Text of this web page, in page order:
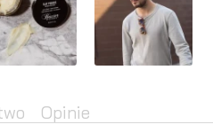
brody
Opinie